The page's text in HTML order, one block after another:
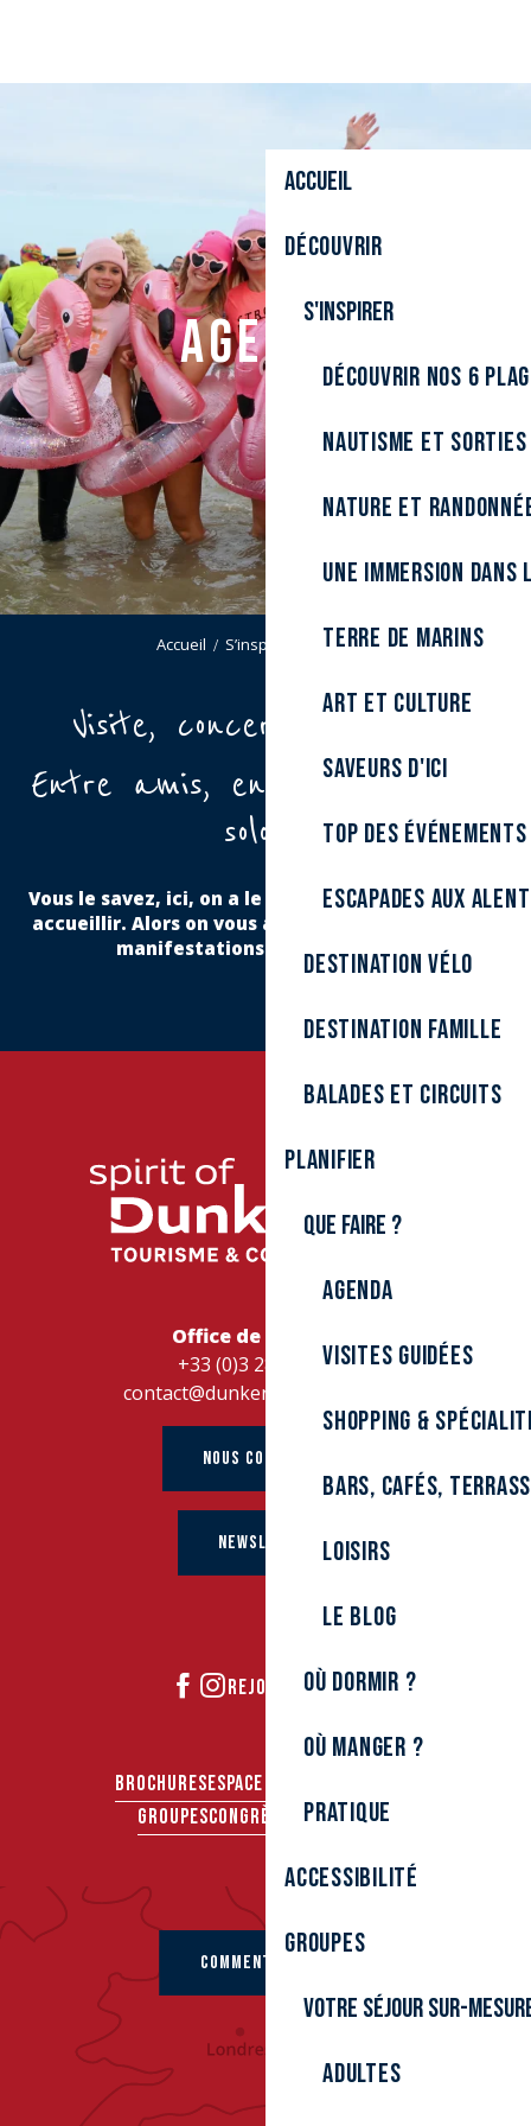
Accueil
Découvrir
S'inspirer
Découvrir nos 6
Nautisme et sorties
Nature et
Une immersion
Terre de marins
Art et culture
Saveurs d'ici
Top des événements
Escapades aux
Destination Vélo
Destination Famille
Balades et circuits
Planifier
Que faire ?
Agenda
Visites guidées
Shopping &
Bars, cafés,
Loisirs
Le Blog
Où dormir ?
Où manger ?
Pratique
Accessibilité
Groupes
Votre séjour sur-
Adultes
Agenda
Accueil S’inspirer Agenda
Visite, concert ou expo ?
Entre amis, en famille ou en
solo ?
Vous le savez, ici, on a le sens de la fête et on sait
accueillir. Alors on vous a concocté un agenda de
manifestations époustouflant !
Khrumka et la fusée magique
Noisettes
La grande aventure du Système Solaire
Comment se repérer dans l’espace ?
Traqueur de Météorites et Visite virtuelle du système
Table ronde « Les rendez-vous des éclipses »
Office de Tourisme
+33 (0)3 28 26 27 28
contact@dunkerque-tourisme.fr
NOUS CONTACTER
NEWSLETTER
REJOIGNEZ-NOUS
BROCHURESESPACE PRO
GROUPESCONGRÈS & SÉMINAIRES
COMMENT VENIR ?